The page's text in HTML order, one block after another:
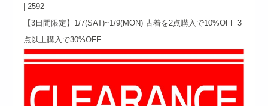
| 2592
【3日間限定】1/7(SAT)~1/9(MON) 古着を2点購入で10%OFF 3
点以上購入で30%OFF